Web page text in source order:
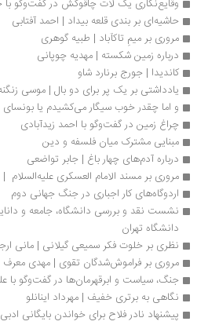
وقایع‌نگاری یک لات چاقو‌کش در گفت‌وگو با حسن
حاشیه‌ای بر بندی قلعه بیداد | احمد آفتابی
مروری بر میمِ تاکآباد | طبیه گوهری
درباره زمین شکسته | مهدیه چوپانی
کاندیدا | جورج برنارد شاو
یادداشتی بر یک پر برای دو بال | موسی زنگنه
و اما چقدر خوب سیگار می‌کشیدم یا بونسای | سمیه
چراغ زمین در گفت‌وگو با احمد زیدآبادی
مبنایی مشترک میان فلسفه و دین
درباره آدم‌های چهار باغ | جابر تواضعی
مروری بر مسند الامام العسکری علیه‌السلام  |
اردوگاه‌های کار اجباری در جنگ جهانی دوم
دانشگاه تهران
نظری بر خلوت فکر سمیعی گیلانی | مانی ارجمند
مروری بر فراموش‌شدگان تقوی | مهدی معرف
جنگ، سیاست و ابرقهرمان‌ها در گفت‌وگو با علی‌اکبر
نگاهی به برتری خفیف | مهرداد اینانلو